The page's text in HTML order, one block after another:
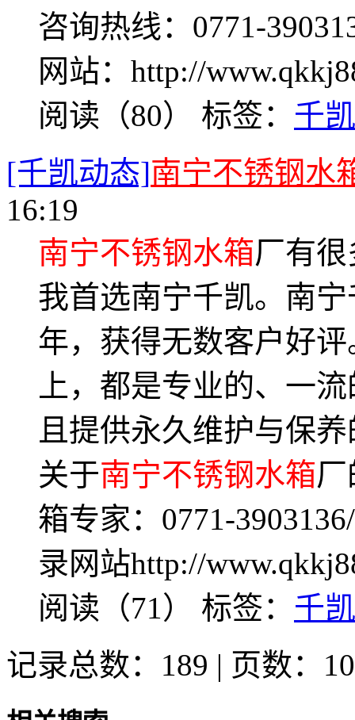
咨询热线：0771-
网站：http://
阅读（80） 标签： 千
[千凯动态]南宁不锈钢水
16:19
南宁不锈钢水箱厂有
我首选南宁千凯。南
年，获得无数客户好
上，都是专业的、一
且提供永久维护与保
关于南宁不锈钢水箱
箱专家：0771-
录网站http://
阅读（71） 标签： 千
记录总数：189 | 页数：10